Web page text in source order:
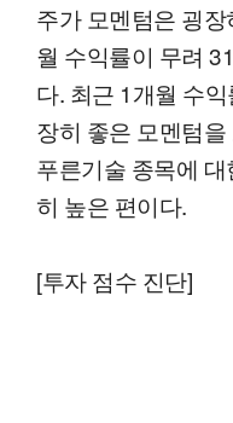
주가 모멘텀은 굉
월 수익률이 무려
다. 최근 1개월 수
장히 좋은 모멘텀
푸른기술 종목에
히 높은 편이다.
[투자 점수 진단]